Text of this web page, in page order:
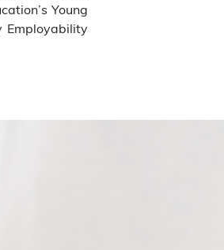
Young
Employability